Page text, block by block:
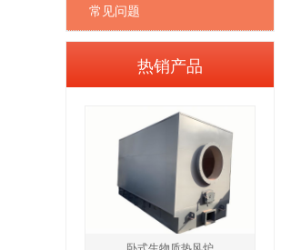
常见问题
热销产品
卧式生物质热风炉